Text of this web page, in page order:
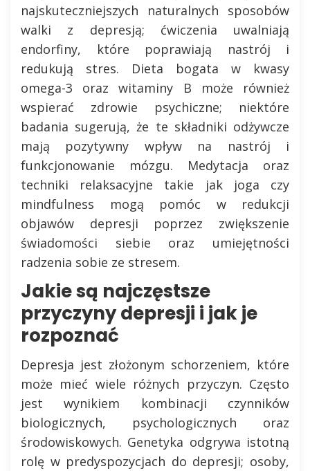
najskuteczniejszych naturalnych sposobów
walki z depresją; ćwiczenia uwalniają
endorfiny, które poprawiają nastrój i
redukują stres. Dieta bogata w kwasy
omega-3 oraz witaminy B może również
wspierać zdrowie psychiczne; niektóre
badania sugerują, że te składniki odżywcze
mają pozytywny wpływ na nastrój i
funkcjonowanie mózgu. Medytacja oraz
techniki relaksacyjne takie jak joga czy
mindfulness mogą pomóc w redukcji
objawów depresji poprzez zwiększenie
świadomości siebie oraz umiejętności
radzenia sobie ze stresem.
Jakie są najczęstsze
przyczyny depresji i jak je
rozpoznać
Depresja jest złożonym schorzeniem, które
może mieć wiele różnych przyczyn. Często
jest wynikiem kombinacji czynników
biologicznych, psychologicznych oraz
środowiskowych. Genetyka odgrywa istotną
rolę w predyspozycjach do depresji; osoby,